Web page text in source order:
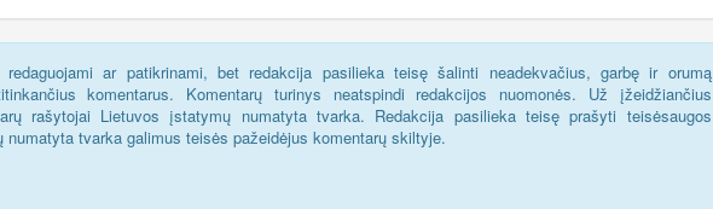
redaguojami ar patikrinami, bet redakcija pasilieka teisę šalinti neadekvačius, garbę ir orumą
komentarus. Komentarų turinys neatspindi redakcijos nuomonės. Už įžeidžiančius
rašytojai Lietuvos įstatymų numatyta tvarka. Redakcija pasilieka teisę prašyti teisėsaugos
tvarka galimus teisės pažeidėjus komentarų skiltyje.